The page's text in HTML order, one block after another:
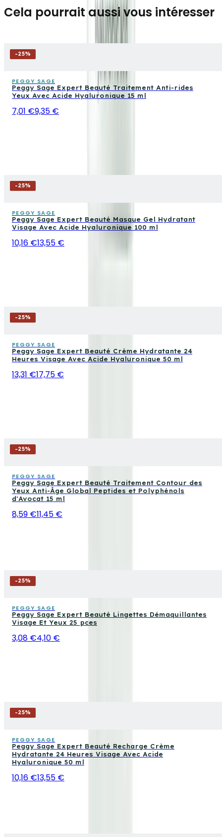
Cela pourrait aussi vous intéresser
-25%
PEGGY SAGE
Peggy Sage Expert Beauté Traitement Anti-rides
Yeux Avec Acide Hyaluronique 15 ml
7,01 €9,35 €
-25%
PEGGY SAGE
Peggy Sage Expert Beauté Masque Gel Hydratant
Visage Avec Acide Hyaluronique 100 ml
10,16 €13,55 €
-25%
PEGGY SAGE
Peggy Sage Expert Beauté Crème Hydratante 24
Heures Visage Avec Acide Hyaluronique 50 ml
13,31 €17,75 €
-25%
PEGGY SAGE
Peggy Sage Expert Beauté Traitement Contour des
Yeux Anti-Âge Global Peptides et Polyphénols
d'Avocat 15 ml
8,59 €11,45 €
-25%
PEGGY SAGE
Peggy Sage Expert Beauté Lingettes Démaquillantes
Visage Et Yeux 25 pces
3,08 €4,10 €
-25%
PEGGY SAGE
Peggy Sage Expert Beauté Recharge Crème
Hydratante 24 Heures Visage Avec Acide
Hyaluronique 50 ml
10,16 €13,55 €